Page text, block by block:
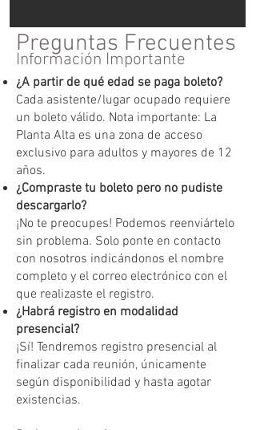
Preguntas Frecuentes
Información Importante
¿A partir de qué edad se paga boleto?
Cada asistente/lugar ocupado requiere
un boleto válido. Nota importante: La
Planta Alta es una zona de acceso
exclusivo para adultos y mayores de 12
años.
¿Compraste tu boleto pero no pudiste
descargarlo?
¡No te preocupes! Podemos reenviártelo
sin problema. Solo ponte en contacto
con nosotros indicándonos el nombre
completo y el correo electrónico con el
que realizaste el registro.
¿Habrá registro en modalidad
presencial?
¡Sí! Tendremos registro presencial al
finalizar cada reunión, únicamente
según disponibilidad y hasta agotar
existencias.